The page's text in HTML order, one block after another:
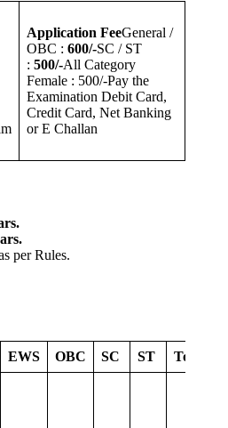
Application FeeGeneral /
OBC : 600/-SC / ST
: 500/-All Category
Female : 500/-Pay the
Examination Debit Card,
Credit Card, Net Banking
or E Challan
per Rules.
EWS OBC SC ST Total